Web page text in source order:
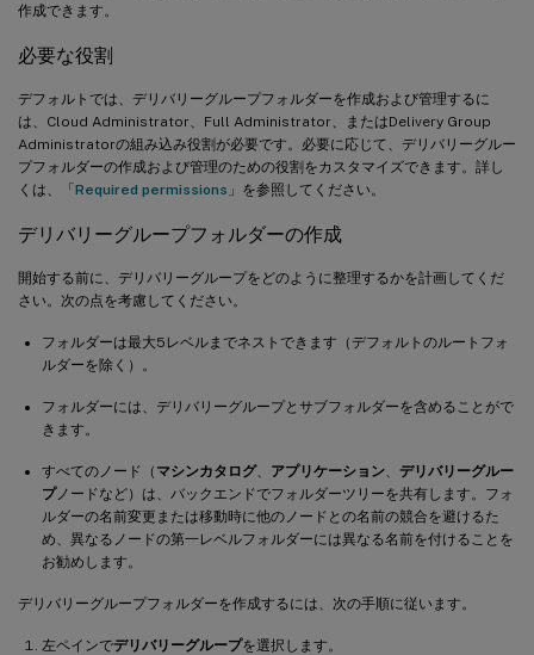
作成できます。
必要な役割
デフォルトでは、デリバリーグループフォルダーを作成および管理するに
は、Cloud Administrator、Full Administrator、またはDelivery Group
Administratorの組み込み役割が必要です。必要に応じて、デリバリーグルー
プフォルダーの作成および管理のための役割をカスタマイズできます。詳し
くは、「Required permissions 」を参照してください。
デリバリーグループフォルダーの作成
開始する前に、デリバリーグループをどのように整理するかを計画してくだ
さい。次の点を考慮してください。
フォルダーは最大5レベルまでネストできます（デフォルトのルートフォ
ルダーを除く）。
フォルダーには、デリバリーグループとサブフォルダーを含めることがで
きます。
すべてのノード（ マシンカタログ、 アプリケーション
デリバリーグルー
プノードなど）は、バックエンドでフォルダーツリーを共有します。フォ
ルダーの名前変更または移動時に他のノードとの名前の競合を避けるた
め、異なるノードの第一レベルフォルダーには異なる名前を付けることを
お勧めします。
デリバリーグループフォルダーを作成するには、次の手順に従います。
左ペインでデリバリーグループを選択します。